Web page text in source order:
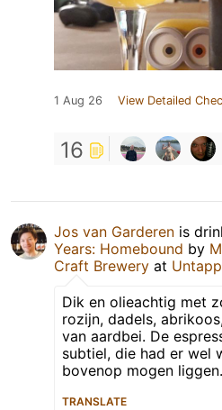
1 Aug 26 View Detailed
16
Jos van Garderen is
Years: Homebound by
Craft Brewery at
Dik en olieachtig met
rozijn, dadels,
van aardbei. De
subtiel, die had er wel
bovenop mogen liggen.
TRANSLATE